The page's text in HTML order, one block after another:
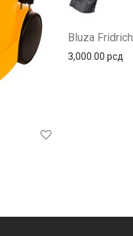
Bluza Fridrich
3,000.00 рсд